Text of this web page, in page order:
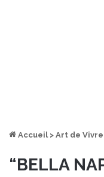
Accueil > Art de Vivre
“BELLA